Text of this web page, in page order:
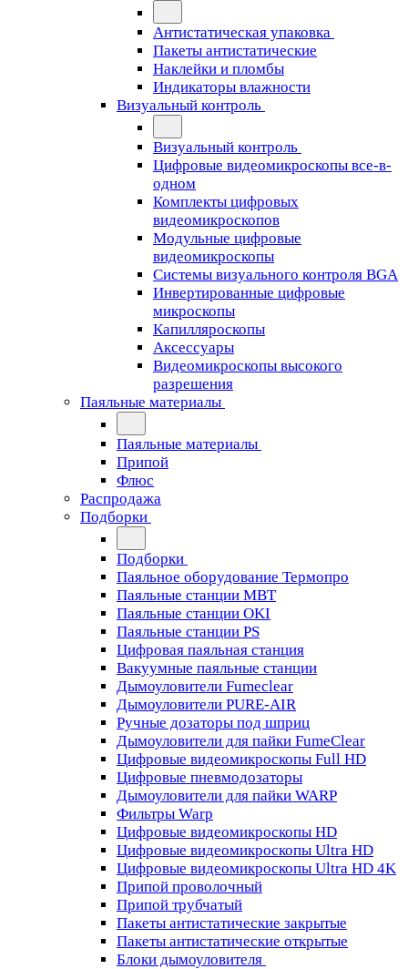
Антистатическая упаковка
Пакеты антистатические
Наклейки и пломбы
Индикаторы влажности
Визуальный контроль
Визуальный контроль
Цифровые видеомикроскопы все-в-
одном
Комплекты цифровых
видеомикроскопов
Модульные цифровые
видеомикроскопы
Cистемы визуального контроля BGA
Инвертированные цифровые
микроскопы
Капилляроскопы
Аксессуары
Видеомикроскопы высокого
разрешения
Паяльные материалы
Паяльные материалы
Припой
Флюс
Распродажа
Подборки
Подборки
Паяльное оборудование Термопро
Паяльные станции MBT
Паяльные станции OKI
Паяльные станции PS
Цифровая паяльная станция
Вакуумные паяльные станции
Дымоуловители Fumeclear
Дымоуловители PURE-AIR
Ручные дозаторы под шприц
Дымоуловители для пайки FumeClear
Цифровые видеомикроскопы Full HD
Цифровые пневмодозаторы
Дымоуловители для пайки WARP
Фильтры Warp
Цифровые видеомикроскопы HD
Цифровые видеомикроскопы Ultra HD
Цифровые видеомикроскопы Ultra HD 4K
Припой проволочный
Припой трубчатый
Пакеты антистатические закрытые
Пакеты антистатические открытые
Блоки дымоуловителя